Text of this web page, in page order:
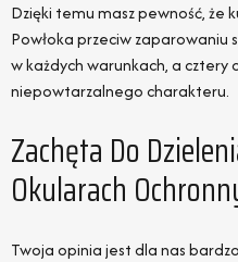
Dzięki temu masz pewność, że
Powłoka przeciw zaparowaniu
w każdych warunkach, a
niepowtarzalnego charakteru.
Zachęta Do
Okularach
Twoja opinia jest dla nas